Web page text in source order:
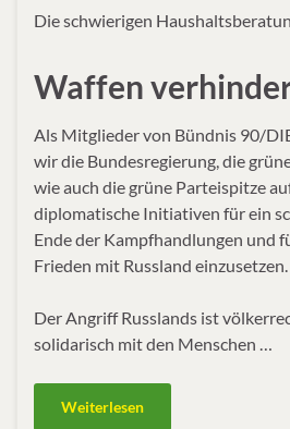
Die schwierigen
Waffen
Als Mitglieder von Bündnis 90/
wir die Bundesregierung, die
wie auch die grüne Parteispitze
diplomatische Initiativen für ein
Ende der Kampfhandlungen und
Frieden mit Russland einzusetzen.
Der Angriff Russlands ist
solidarisch mit den Menschen …
Weiterlesen